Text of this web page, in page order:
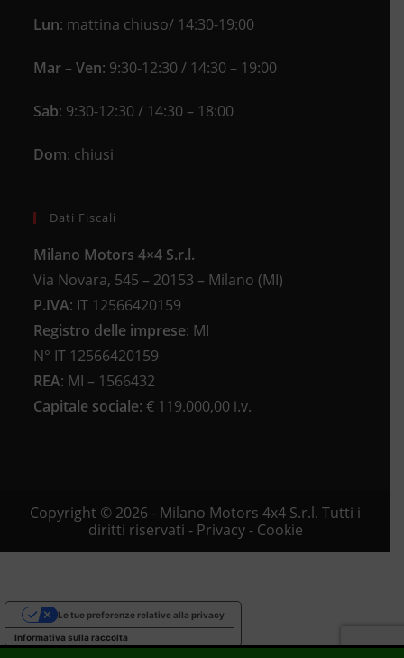
Lun: mattina chiuso/ 14:30-19:00
Mar – Ven: 9:30-12:30 / 14:30 – 19:00
Sab: 9:30-12:30 / 14:30 – 18:00
Dom: chiusi
Dati Fiscali
Milano Motors 4×4 S.r.l.
Via Novara, 545 – 20153 – Milano (MI)
P.IVA: IT 12566420159
Registro delle imprese: MI
N° IT 12566420159
REA: MI – 1566432
Capitale sociale: € 119.000,00 i.v.
Copyright © 2026 - Milano Motors 4x4 S.r.l. Tutti i
diritti riservati - Privacy- Cookie
Informativa sulla raccolta
Le tue preferenze relative alla privacy